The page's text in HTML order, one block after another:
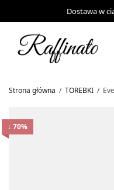
Dostawa w
Strona główna / TOREBKI /
↓ 70%